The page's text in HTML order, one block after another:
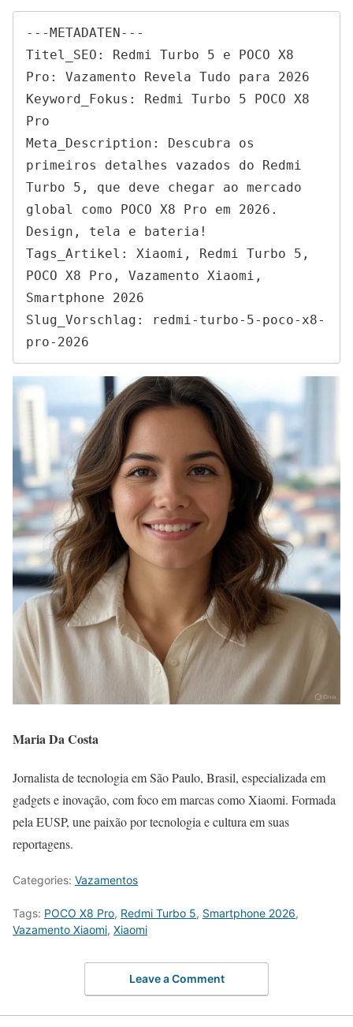
---METADATEN---
Titel_SEO: Redmi Turbo 5 e POCO X8
Pro: Vazamento Revela Tudo para 2026
Keyword_Fokus: Redmi Turbo 5 POCO X8
Pro
Meta_Description: Descubra os
primeiros detalhes vazados do Redmi
Turbo 5, que deve chegar ao mercado
global como POCO X8 Pro em 2026.
Design, tela e bateria!
Tags_Artikel: Xiaomi, Redmi Turbo 5,
POCO X8 Pro, Vazamento Xiaomi,
Smartphone 2026
Slug_Vorschlag: redmi-turbo-5-poco-x8-
pro-2026
Maria Da Costa
Jornalista de tecnologia em São Paulo, Brasil, especializada em
gadgets e inovação, com foco em marcas como Xiaomi. Formada
pela EUSP, une paixão por tecnologia e cultura em suas
reportagens.
Categories: Vazamentos
Tags: POCO X8 Pro, Redmi Turbo 5, Smartphone 2026,
Vazamento Xiaomi, Xiaomi
Leave a Comment